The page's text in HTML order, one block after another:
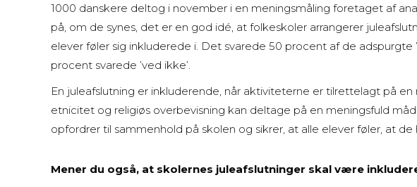
1000 danskere deltog i november i en meningsmåling foretaget af
på, om de synes, det er en god idé, at folkeskoler arrangerer
elever føler sig inkluderede i. Det svarede 50 procent af de adspurgte
procent svarede ’ved ikke’.
En juleafslutning er inkluderende, når aktiviteterne er tilrettelagt på en
etnicitet og religiøs overbevisning kan deltage på en meningsfuld
opfordrer til sammenhold på skolen og sikrer, at alle elever føler, at
Mener du også, at skolernes juleafslutninger skal være